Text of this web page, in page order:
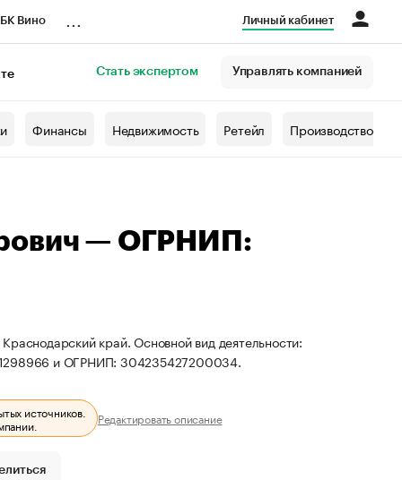
Вино Личный кабинет
Стать экспертом Управлять компанией
Финансы Недвижимость Ретейл Производство
— ОГРНИП:
край. Основной вид деятельности:
и ОГРНИП: 304235427200034.
источников.
Редактировать описание